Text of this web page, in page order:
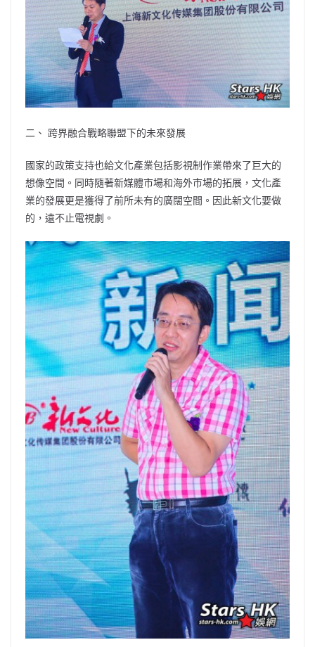
二、 跨界融合戰略聯盟下的未來發展
國家的政策支持也給文化產業包括影視制作業帶來了巨大的
想像空間。同時隨著新媒體市場和海外市場的拓展，文化產
業的發展更是獲得了前所未有的廣闊空間。因此新文化要做
的，遠不止電視劇。